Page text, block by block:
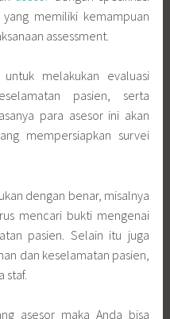
memiliki kemampuan
assessment.
melakukan evaluasi
pasien, serta
para asesor ini akan
mempersiapkan survei
dengan benar, misalnya
mencari bukti mengenai
pasien. Selain itu juga
dan keselamatan pasien,
staf.
asesor maka Anda bisa